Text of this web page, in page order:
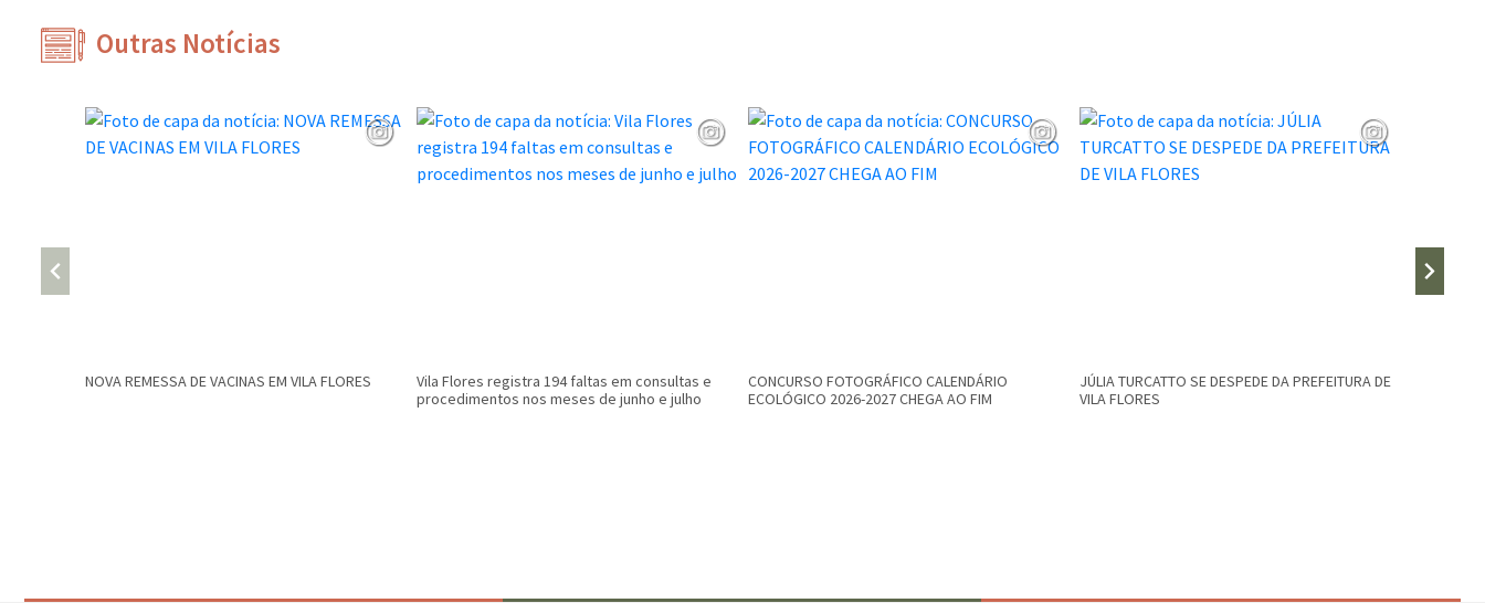
Outras Notícias
NOVA REMESSA DE VACINAS EM VILA FLORES
Vila Flores registra 194 faltas em consultas e
procedimentos nos meses de junho e julho
CONCURSO FOTOGRÁFICO CALENDÁRIO
ECOLÓGICO 2026-2027 CHEGA AO FIM
JÚLIA TURCATTO SE DESPEDE DA PREFEITURA DE
VILA FLORES